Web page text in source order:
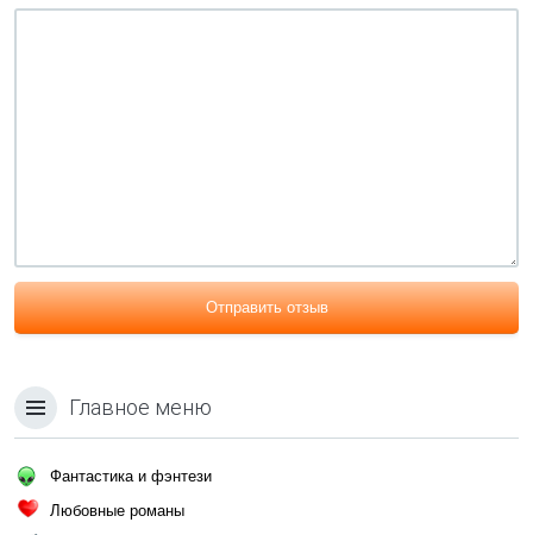
Отправить отзыв
Главное меню
Фантастика и фэнтези
Любовные романы